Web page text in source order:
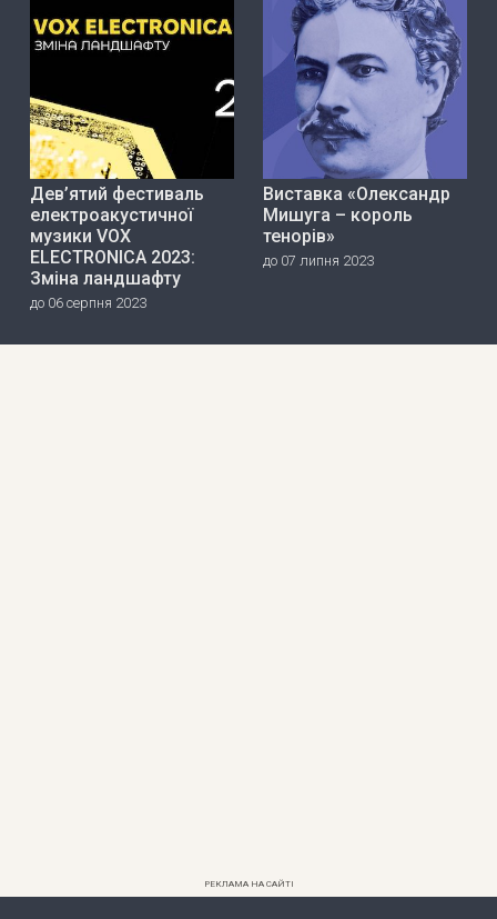
Дев’ятий фестиваль
електроакустичної
музики VOX
ELECTRONICA 2023:
Зміна ландшафту
до 06 серпня 2023
Виставка «Олександр
Мишуга – король
тенорів»
до 07 липня 2023
РЕКЛАМА НА САЙТІ